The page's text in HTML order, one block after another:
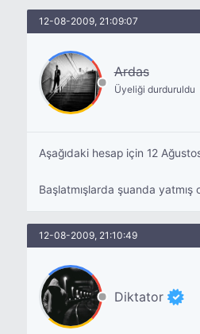
12-08-2009, 21:09:07
Ardas
Üyeliği durduruldu
Aşağıdaki hesap için 12
Başlatmışlarda şuanda yatmış
12-08-2009, 21:10:49
Diktator